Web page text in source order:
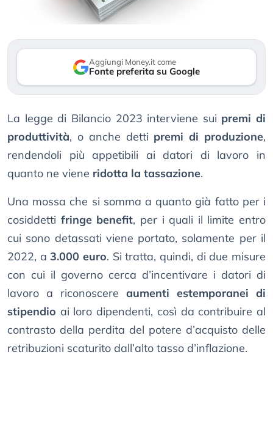
Aggiungi Money.it come
Fonte preferita su Google
La legge di Bilancio 2023 interviene sui premi di
produttività, o anche detti premi di produzione,
rendendoli più appetibili ai datori di lavoro in
quanto ne viene ridotta la tassazione.
Una mossa che si somma a quanto già fatto per i
cosiddetti fringe benefit, per i quali il limite entro
cui sono detassati viene portato, solamente per il
2022, a3.000 euro. Si tratta, quindi, di due misure
con cui il governo cerca d’incentivare i datori di
lavoro a riconoscere aumenti estemporanei di
stipendio ai loro dipendenti, così da contribuire al
contrasto della perdita del potere d’acquisto delle
retribuzioni scaturito dall’alto tasso d’inflazione.